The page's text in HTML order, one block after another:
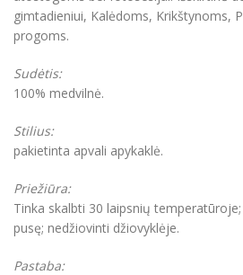
gimtadieniui, Kalėdoms, Krikštynoms,
progoms.
Sudėtis:
100% medvilnė.
Stilius:
pakietinta apvali apykaklė.
Priežiūra:
Tinka skalbti 30 laipsnių
pusę; nedžiovinti džiovyklėje.
Pastaba: